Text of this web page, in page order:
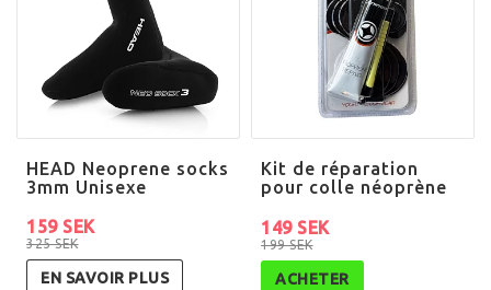
HEAD Neoprene socks
3mm Unisexe
325 SEK
159 SEK
EN SAVOIR PLUS
Kit de réparation
pour colle néoprène
199 SEK
149 SEK
ACHETER